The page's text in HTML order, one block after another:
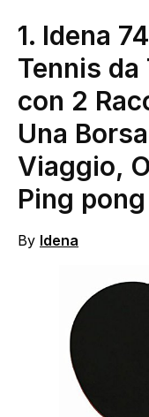
1. Idena
Tennis da
con 2
Una
Viaggio,
Ping pong
By Idena